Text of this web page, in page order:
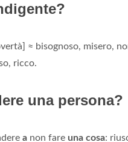
≈ bisognoso, misero,
ricco.
una persona?
a non fare una cosa: